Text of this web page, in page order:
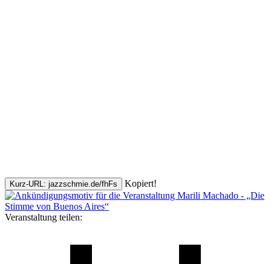
Kurz-URL: jazzschmie.de/fhFs Kopiert!
Veranstaltung teilen: